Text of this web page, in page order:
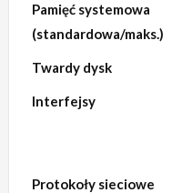
Pamięć systemowa
(standardowa/maks.)
Twardy dysk
Interfejsy
Protokoły sieciowe